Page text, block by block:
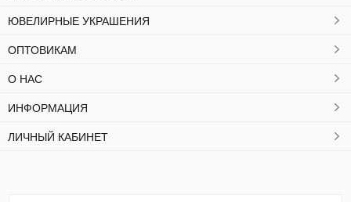
ЮВЕЛИРНЫЕ УКРАШЕНИЯ
ОПТОВИКАМ
О НАС
ИНФОРМАЦИЯ
ЛИЧНЫЙ КАБИНЕТ